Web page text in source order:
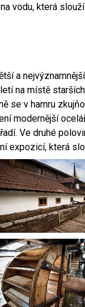
vodu, která
a
na místě
se v hamru
modernější
Ve druhé
expozicí, která